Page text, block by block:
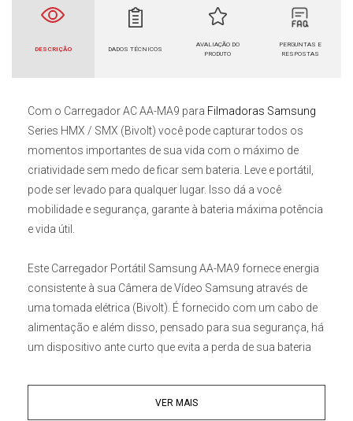
DESCRIÇÃO DADOS TÉCNICOS
AVALIAÇÃO DO
PRODUTO
PERGUNTAS E
RESPOSTAS
Com o Carregador AC AA-MA9 para Filmadoras Samsung
Series HMX / SMX (Bivolt) você pode capturar todos os
momentos importantes de sua vida com o máximo de
criatividade sem medo de ficar sem bateria. Leve e portátil,
pode ser levado para qualquer lugar. Isso dá a você
mobilidade e segurança, garante à bateria máxima potência
e vida útil.
Este Carregador Portátil Samsung AA-MA9 fornece energia
consistente à sua Câmera de Vídeo Samsung através de
uma tomada elétrica (Bivolt). É fornecido com um cabo de
alimentação e além disso, pensado para sua segurança, há
um dispositivo ante curto que evita a perda de sua bateria
AC AA-MA9fornecem uma fonte de energia mais estável e
evitam a perda de dados ao transferir imagens ou vídeos
VER MAIS